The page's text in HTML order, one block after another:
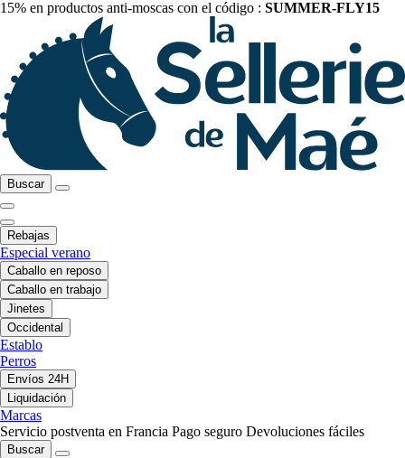
15% en productos anti-moscas con el código : SUMMER-FLY15
Buscar
Rebajas
Especial verano
Caballo en reposo
Caballo en trabajo
Jinetes
Occidental
Establo
Perros
Envíos 24H
Liquidación
Marcas
Servicio postventa en Francia Pago seguro Devoluciones fáciles
Buscar